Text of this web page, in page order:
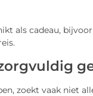
als cadeau,
zoekt vaak niet